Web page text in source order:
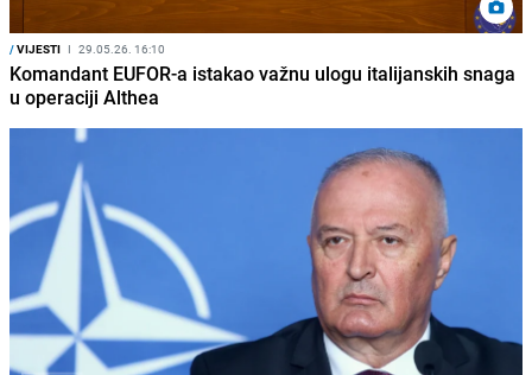
/VIJESTI I 29.05.26. 16:10
Komandant EUFOR-a istakao važnu ulogu italijanskih snaga
u operaciji Althea